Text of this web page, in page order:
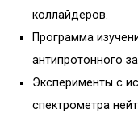
коллайдеров.
Программа
антипротонного
Эксперименты с
спектрометра